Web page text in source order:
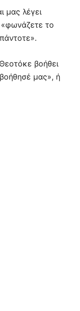
μας λέγει
το
βοήθει
μας», ή